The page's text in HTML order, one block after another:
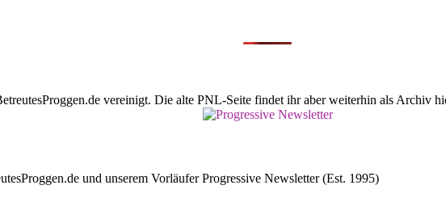
vereinigt. Die alte PNL-Seite findet ihr aber weiterhin als Archiv
und unserem Vorläufer Progressive Newsletter (Est. 1995)